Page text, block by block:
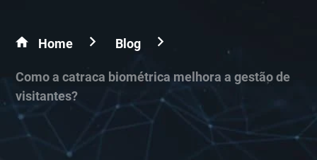
Home Blog
Como a catraca biométrica melhora a gestão de
visitantes?